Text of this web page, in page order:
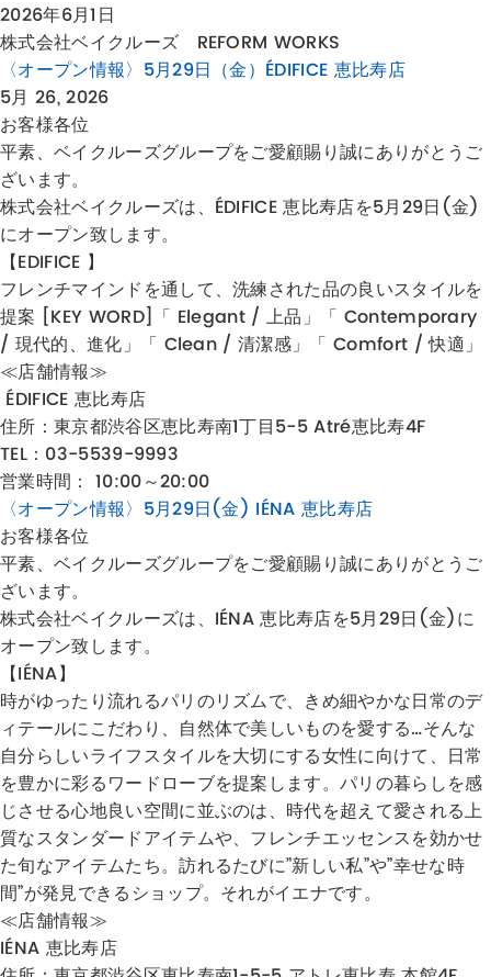
2026年6月1日
株式会社ベイクルーズ REFORM WORKS
〈オープン情報〉5月29日（金）ÉDIFICE 恵比寿店
5月 26, 2026
お客様各位
平素、ベイクルーズグループをご愛顧賜り誠にありがとうご
ざいます。
株式会社ベイクルーズは、ÉDIFICE 恵比寿店を5月29日(金)
にオープン致します。
【EDIFICE 】
フレンチマインドを通して、洗練された品の良いスタイルを
提案 [KEY WORD]「 Elegant / 上品」「 Contemporary
/ 現代的、進化」「 Clean / 清潔感」「 Comfort / 快適」
≪店舗情報≫
ÉDIFICE 恵比寿店
住所： 東京都渋谷区恵比寿南1丁目5-5 Atré恵比寿4F
TEL：03-5539-9993
営業時間： 10:00～20:00
〈オープン情報〉5月29日(金) IÉNA 恵比寿店
お客様各位
平素、ベイクルーズグループをご愛顧賜り誠にありがとうご
ざいます。
株式会社ベイクルーズは、IÉNA 恵比寿店を5月29日(金)に
オープン致します。
【IÉNA】
時がゆったり流れるパリのリズムで、きめ細やかな日常のデ
ィテールにこだわり、自然体で美しいものを愛する…そんな
自分らしいライフスタイルを大切にする女性に向けて、日常
を豊かに彩るワードローブを提案します。パリの暮らしを感
じさせる心地良い空間に並ぶのは、時代を超えて愛される上
質なスタンダードアイテムや、フレンチエッセンスを効かせ
た旬なアイテムたち。訪れるたびに”新しい私”や”幸せな時
間”が発見できるショップ。それがイエナです。
≪店舗情報≫
IÉNA 恵比寿店